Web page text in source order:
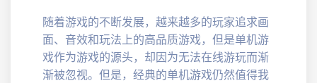
随着游戏的不断发展，越来越多的玩家追求画
面、音效和玩法上的高品质游戏，但是单机游
戏作为游戏的源头，却因为无法在线游玩而渐
渐被忽视。但是，经典的单机游戏仍然值得我